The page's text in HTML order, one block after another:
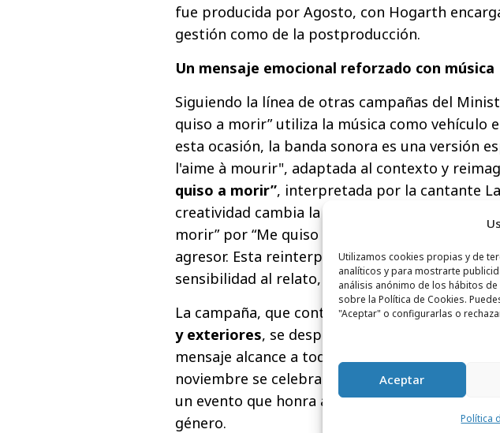
Utilizamos cookies propias y de
analíticos y para mostrarte
análisis anónimo de los hábitos de
sobre la Política de Cookies.
"Aceptar" o configurarlas o
Aceptar
Política
fue producida por Agosto, con Hogarth
gestión como de la postproducción.
Un mensaje emocional reforzado con música
Siguiendo la línea de otras campañas del
quiso a morir” utiliza la música como vehículo
esta ocasión, la banda sonora es una versión
l'aime à mourir", adaptada al contexto y
quiso a morir”, interpretada por la cantante
creatividad cambia la persona y el tiempo
morir” por “Me quiso a morir” para reforzar el
agresor. Esta reinterpretación añade una capa
sensibilidad al relato, conectando
La campaña, que contará con presencia en
y exteriores, se desplegará a nivel nacional,
mensaje alcance a todos los rincones del país.
noviembre se celebrará la XXI edición de los
un evento que honra a figuras clave en la lucha
género.